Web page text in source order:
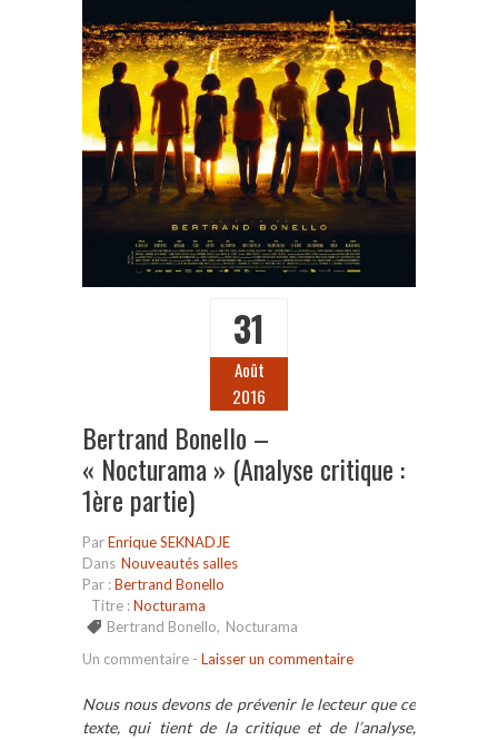
31
Août
2016
Bertrand Bonello –
« Nocturama » (Analyse critique :
1ère partie)
ParEnrique SEKNADJE
Dans Nouveautés salles
Par :Bertrand Bonello
Titre :Nocturama
Bertrand Bonello, Nocturama
Un commentaire - Laisser un commentaire
Nous nous devons de prévenir le lecteur que ce
texte, qui tient de la critique et de l’analyse,